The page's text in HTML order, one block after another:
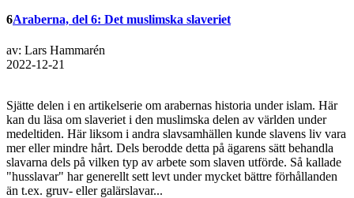
6Araberna, del 6: Det muslimska slaveriet
av: Lars Hammarén
2022-12-21
Sjätte delen i en artikelserie om arabernas historia under islam. Här
kan du läsa om slaveriet i den muslimska delen av världen under
medeltiden. Här liksom i andra slavsamhällen kunde slavens liv vara
mer eller mindre hårt. Dels berodde detta på ägarens sätt behandla
slavarna dels på vilken typ av arbete som slaven utförde. Så kallade
"husslavar" har generellt sett levt under mycket bättre förhållanden
än t.ex. gruv- eller galärslavar...